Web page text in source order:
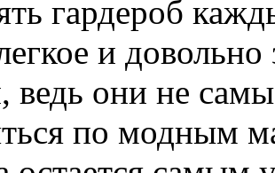
гардероб
и
ведь они не
по модным